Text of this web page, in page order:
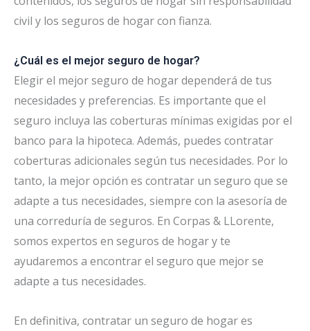
civil y los seguros de hogar con fianza.
¿Cuál es el mejor seguro de hogar?
Elegir el mejor seguro de hogar dependerá de tus
necesidades y preferencias. Es importante que el
seguro incluya las coberturas mínimas exigidas por el
banco para la hipoteca. Además, puedes contratar
coberturas adicionales según tus necesidades. Por lo
tanto, la mejor opción es contratar un seguro que se
adapte a tus necesidades, siempre con la asesoría de
una correduría de seguros. En Corpas & LLorente,
somos expertos en seguros de hogar y te
ayudaremos a encontrar el seguro que mejor se
adapte a tus necesidades.
En definitiva, contratar un seguro de hogar es